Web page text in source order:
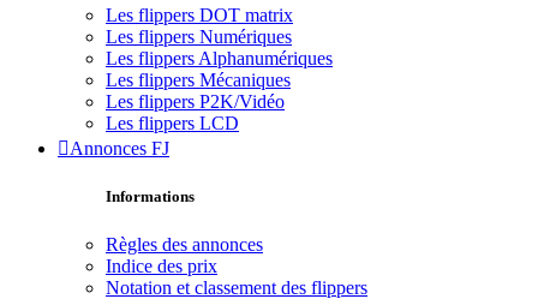
Les flippers DOT matrix
Les flippers Numériques
Les flippers Alphanumériques
Les flippers Mécaniques
Les flippers P2K/Vidéo
Les flippers LCD
Annonces FJ
Informations
Règles des annonces
Indice des prix
Notation et classement des flippers